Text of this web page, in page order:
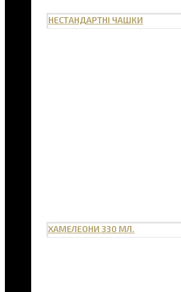
НЕСТАНДАРТНІ ЧАШКИ
ХАМЕЛЕОНИ 330 МЛ.